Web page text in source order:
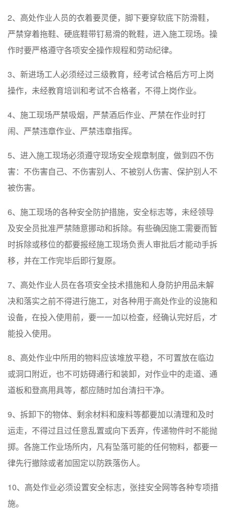
2、高处作业人员的衣着要灵便，脚下要穿软底下防滑鞋，
严禁穿着拖鞋、硬底鞋带钉易滑的靴鞋，进入施工现场。操
作时要严格遵守各项安全操作规程和劳动纪律。
3、新进场工人必须经过三级教育，经考试合格后方可上岗
操作，未经教育培训和考试不合格者，不得上岗作业。
4、施工现场严禁吸烟，严禁酒后作业、严禁在作业时打
闹、严禁违章作业、严禁违章指挥。
5、进入施工现场必须遵守现场安全规章制度，做到四不伤
害：不伤害自己、不伤害别人、不被别人伤害、保护别人不
被伤害。
6、施工现场的各种安全防护措施，安全标志等，未经领导
及安全员批准严禁随意挪动和拆除。有些确因施工需要而暂
时拆除或移位的都要报经施工现场负责人审批后才能动手拆
移，并在工作完毕后即行复原。
7、高处作业人员在各项安全技术措施和人身防护用品未解
决和落实之前不得进行施工，对各种用于高处作业的设施和
设备，在投入使用前，要一一加以检查，经确认完好后，才
能投入使用。
8、高处作业中所用的物料应该堆放平稳，不可置放在临边
或洞口附近，也不可妨碍通行和装卸，对作业中的走道、通
道板和登高用具等，都应随时加台清扫干净。
9、拆卸下的物体、剩余材料和废料等都要加以清理和及时
运走，不得过且过任意乱置或向下丢弃，传递物件时不能抛
掷。各施工作业场所内，凡有坠落可能的任何物料，都要一
律先行撤除或者加固定以防跌落伤人。
10、高处作业必须设置安全标志，张挂安全网等各种专项措
施。